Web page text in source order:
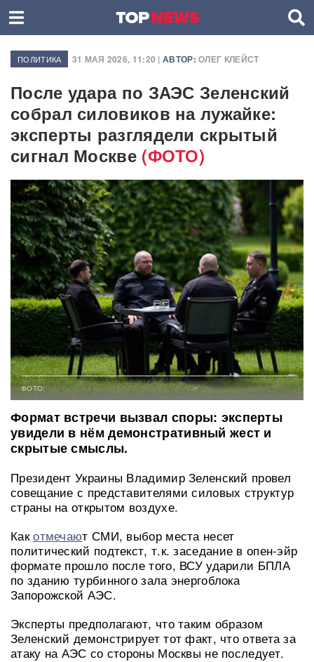
ПОЛИТИКА 31 МАЯ 2026, 11:20 | АВТОР: ОЛЕГ КЛЕЙСТ
После удара по ЗАЭС Зеленский
собрал силовиков на лужайке:
эксперты разглядели скрытый
сигнал Москве(ФОТО)
ФОТО:
Формат встречи вызвал споры: эксперты
увидели в нём демонстративный жест и
скрытые смыслы.
Президент Украины Владимир Зеленский провел
совещание с представителями силовых структур
страны на открытом воздухе.
Какотмечают СМИ, выбор места несет
политический подтекст, т.к. заседание в опен-эйр
формате прошло после того, ВСУ ударили БПЛА
по зданию турбинного зала энергоблока
Запорожской АЭС.
Эксперты предполагают, что таким образом
Зеленский демонстрирует тот факт, что ответа за
атаку на АЭС со стороны Москвы не последует.